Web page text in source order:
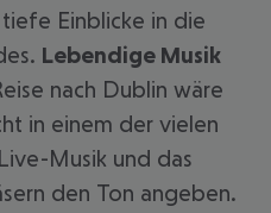
Einblicke in die
Lebendige Musik
nach Dublin wäre
in einem der vielen
Musik und das
den Ton angeben.